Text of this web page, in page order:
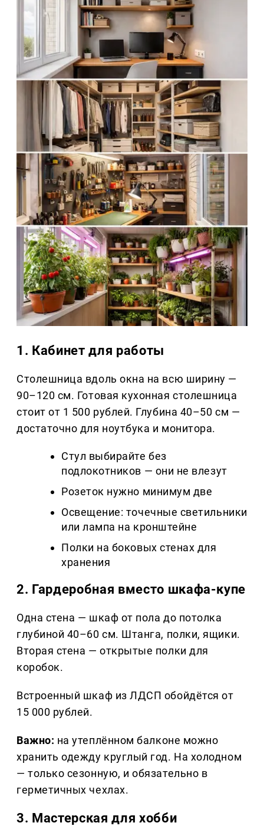
1. Кабинет для работы
Столешница вдоль окна на всю ширину —
90–120 см. Готовая кухонная столешница
стоит от 1 500 рублей. Глубина 40–50 см —
достаточно для ноутбука и монитора.
Стул выбирайте без
подлокотников — они не влезут
Розеток нужно минимум две
Освещение: точечные светильники
или лампа на кронштейне
Полки на боковых стенах для
хранения
2. Гардеробная вместо шкафа-купе
Одна стена — шкаф от пола до потолка
глубиной 40–60 см. Штанга, полки, ящики.
Вторая стена — открытые полки для
коробок.
Встроенный шкаф из ЛДСП обойдётся от
15 000 рублей.
Важно: на утеплённом балконе можно
хранить одежду круглый год. На холодном
— только сезонную, и обязательно в
герметичных чехлах.
3. Мастерская для хобби